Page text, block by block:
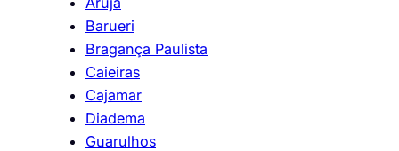
Barueri
Bragança Paulista
Caieiras
Cajamar
Diadema
Guarulhos